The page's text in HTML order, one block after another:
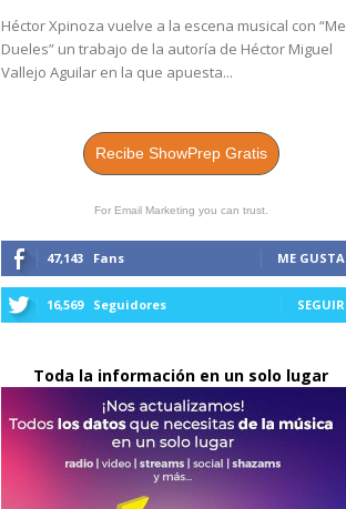
Héctor Xpinoza vuelve a la escena musical con “Me
Dueles” un trabajo de la autoría de Héctor Miguel
Vallejo Aguilar en la que apuesta...
Recibe ShowPrep Gratis
For Email Marketing you can trust.
47,143 Fans ME GUSTA
16,569 Seguidores SEGUIR
Toda la información en un solo lugar